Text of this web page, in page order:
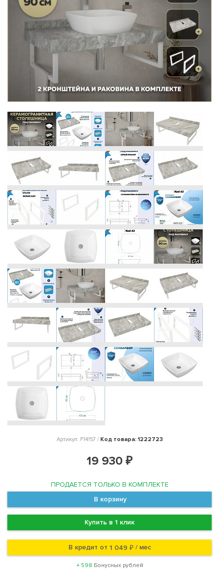
Артикул: F14157 / Код товара: 1222723
19 930 ₽
ПРОДАЕТСЯ ТОЛЬКО В КОМПЛЕКТЕ
В корзину
Купить в 1 клик
В кредит от 1 049 ₽/ мес
+ 598 Бонусных рублей